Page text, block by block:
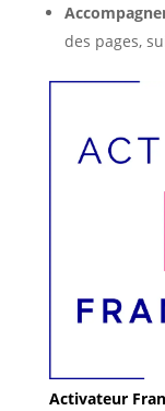
des pages,
Activateur